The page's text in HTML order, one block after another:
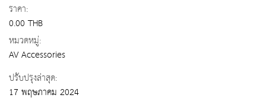
ราคา:
0.00 THB
หมวดหมู่:
AV Accessories
ปรับปรุงล่าสุด:
17 พฤษภาคม 2024